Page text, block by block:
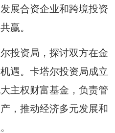
展合资企业和跨境投资
赢。
资局，探讨双方在金
遇。卡塔尔投资局成立
主权财富基金，负责管
，推动经济多元发展和